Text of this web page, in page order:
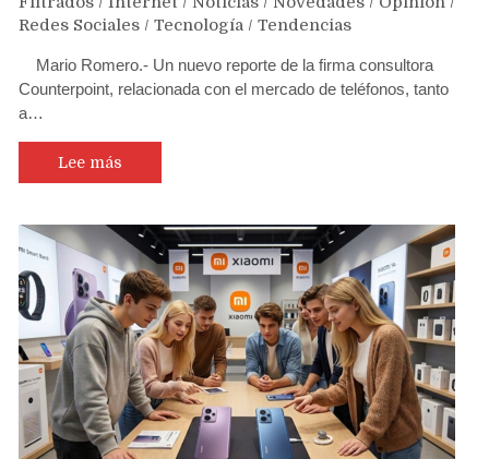
Redes Sociales / Tecnología / Tendencias
Mario Romero.- Un nuevo reporte de la firma consultora
Counterpoint, relacionada con el mercado de teléfonos, tanto
a…
Lee más